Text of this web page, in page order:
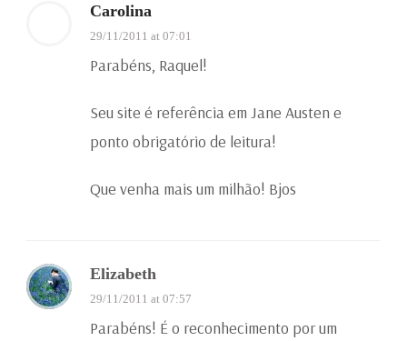
Carolina
29/11/2011 at 07:01
Parabéns, Raquel!
Seu site é referência em Jane Austen e
ponto obrigatório de leitura!
Que venha mais um milhão! Bjos
Elizabeth
29/11/2011 at 07:57
Parabéns! É o reconhecimento por um